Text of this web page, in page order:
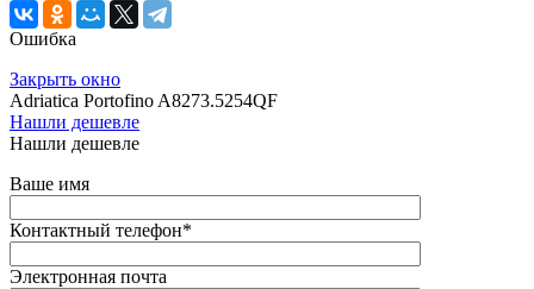
Ошибка
Закрыть окно
Adriatica Portofino A8273.5254QF
Нашли дешевле
Нашли дешевле
Ваше имя
Контактный телефон*
Электронная почта